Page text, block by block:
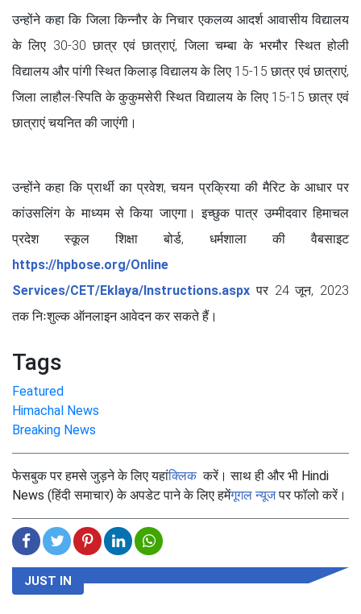
उन्होंने कहा कि जिला किन्नौर के निचार एकलव्य आदर्श आवासीय विद्यालय
के लिए 30-30 छात्र एवं छात्राएं, जिला चम्बा के भरमौर स्थित होली
विद्यालय और पांगी स्थित किलाड़ विद्यालय के लिए 15-15 छात्र एवं छात्राएं,
जिला लाहौल-स्पिति के कुकुमसेरी स्थित विद्यालय के लिए 15-15 छात्र एवं
छात्राएं चयनित की जाएंगी।
उन्होंने कहा कि प्रार्थी का प्रवेश, चयन प्रक्रिया की मैरिट के आधार पर
कांउसलिंग के माध्यम से किया जाएगा। इच्छुक पात्र उम्मीदवार हिमाचल
प्रदेश स्कूल शिक्षा बोर्ड, धर्मशाला की वैबसाइट
https://hpbose.org/Online
Services/CET/Eklaya/Instructions.aspx पर 24 जून, 2023
तक निःशुल्क ऑनलाइन आवेदन कर सकते हैं।
Tags
Featured
Himachal News
Breaking News
फेसबुक पर हमसे जुड़ने के लिए यहांक्लिककरें। साथ ही और भी Hindi
News (हिंदी समाचार) के अपडेट पाने के लिए हमेंगूगल न्यूजपर फॉलो करें।
JUST IN